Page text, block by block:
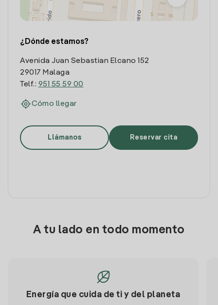
¿Dónde estamos?
Avenida Juan Sebastian Elcano 152
29017 Malaga
Telf.: 951 55 59 00
Cómo llegar
Llámanos Reservar cita
A tu lado en todo momento
Energía que cuida de ti y del planeta